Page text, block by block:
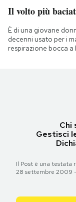
Il volto più
È di una giovane
decenni usato per i
respirazione bocca a
Chi
Gestisci
Il Post è una testata
28 settembre 2009